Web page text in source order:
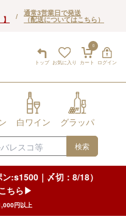
/ 通常3営業日で発送
（配送についてはこちら）
トップ お気に入り
0
カート ログイン
白ワイン グラッパ
検索
:s1500｜〆切：8/18）
ちら▶︎
円以上